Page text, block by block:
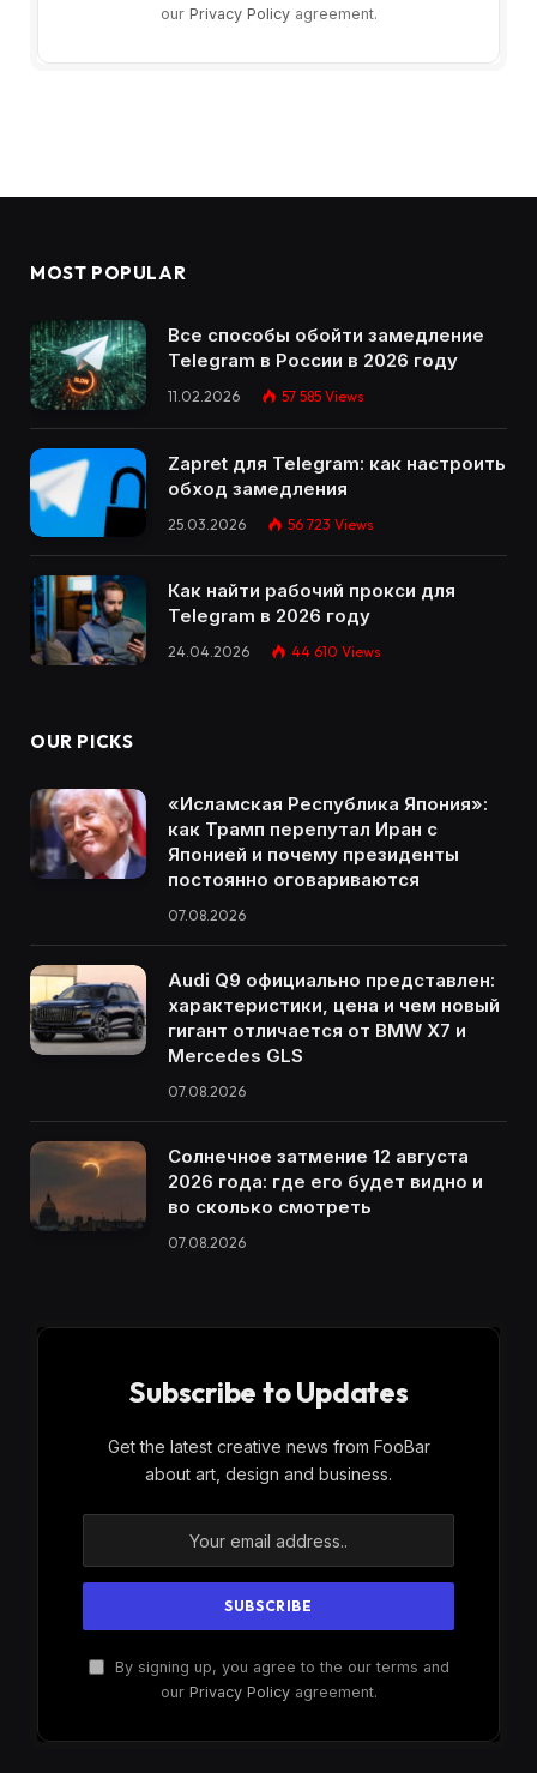
our Privacy Policyagreement.
MOST POPULAR
Все способы обойти замедление
Telegram в России в 2026 году
11.02.2026 57 585 Views
Zapret для Telegram: как настроить
обход замедления
25.03.2026 56 723 Views
Как найти рабочий прокси для
Telegram в 2026 году
24.04.2026 44 610 Views
OUR PICKS
«Исламская Республика Япония»:
как Трамп перепутал Иран с
Японией и почему президенты
постоянно оговариваются
07.08.2026
Audi Q9 официально представлен:
характеристики, цена и чем новый
гигант отличается от BMW X7 и
Mercedes GLS
07.08.2026
Солнечное затмение 12 августа
2026 года: где его будет видно и
во сколько смотреть
07.08.2026
Subscribe to Updates
Get the latest creative news from FooBar
about art, design and business.
By signing up, you agree to the our terms and
our Privacy Policyagreement.